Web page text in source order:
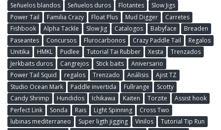
Señuelos blandos
Señuelos duros Flotantes
Slow Jigs
Power Tail
Familia Crazy Float Plus Mud Digger
Carretes
Fishbook
Alpha Tackle Slow Jig Catalogos Babyface
Breaden
Paseantes
Concursos Flurocarbonos Crazy Paddle Tail
Regalos
Unitika
HMKL Pudlee Tutorial Tai Rubber Xesta
Trenzados
Jerkbaits duros
Cangrejos Stick baits
Aniversario
Power Tail Squid
regalos Trenzado Análisis
Ajist TZ
Studio Ocean Mark
Paddle invertida Fullrange
Scotty
Candy Shrimp
Hundidos Ichikawa Kaiten Torzite
Assist hook
Perfect Link
Sonda Rais Light Spinning
Cross Two
lubinas mediterraneo
Super ligth jigging Vinilos
Tutorial Tip Run